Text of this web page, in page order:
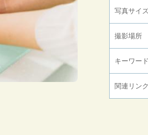
写真サイ
撮影場所
キーワード
関連リンク